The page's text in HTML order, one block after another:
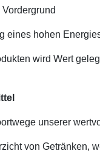
eines hohen
wird Wert
unserer
von Getränken,